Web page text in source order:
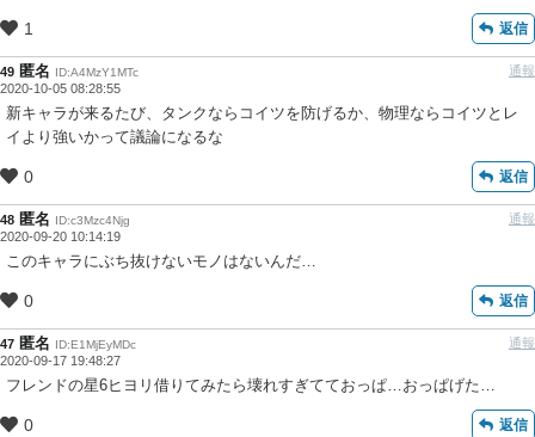
1 返信
49 匿名 ID:A4MzY1MTc
2020-10-05 08:28:55
通報
新キャラが来るたび、タンクならコイツを防げるか、物理ならコイツとレ
イより強いかって議論になるな
0 返信
48 匿名 ID:c3Mzc4Njg
2020-09-20 10:14:19
通報
このキャラにぶち抜けないモノはないんだ…
0 返信
47 匿名 ID:E1MjEyMDc
2020-09-17 19:48:27
通報
フレンドの星6ヒヨリ借りてみたら壊れすぎてておっぱ…おっぱげた…
0 返信